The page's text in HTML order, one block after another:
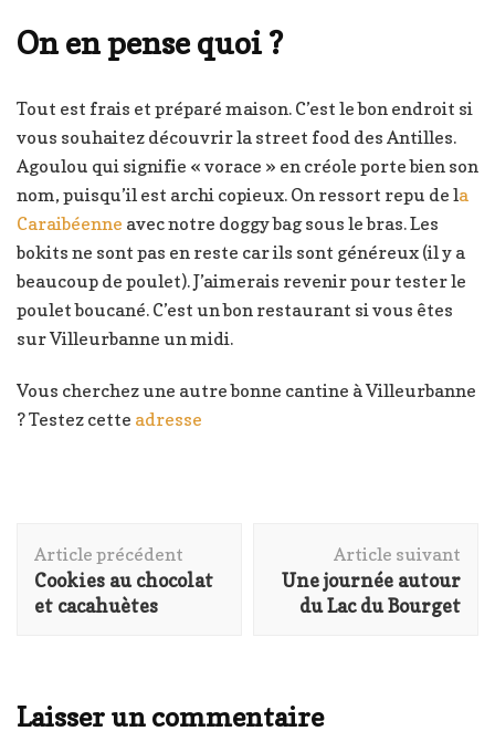
On en pense quoi ?
Tout est frais et préparé maison. C’est le bon endroit si
vous souhaitez découvrir la street food des Antilles.
Agoulou qui signifie « vorace » en créole porte bien son
nom, puisqu’il est archi copieux. On ressort repu de la
Caraibéenne avec notre doggy bag sous le bras. Les
bokits ne sont pas en reste car ils sont généreux (il y a
beaucoup de poulet). J’aimerais revenir pour tester le
poulet boucané. C’est un bon restaurant si vous êtes
sur Villeurbanne un midi.
Vous cherchez une autre bonne cantine à Villeurbanne
? Testez cette adresse
d'article
Article précédent
Cookies au chocolat
et cacahuètes
Article suivant
Une journée autour
du Lac du Bourget
Laisser un commentaire